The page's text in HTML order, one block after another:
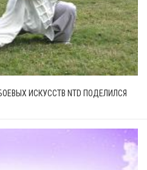
ИСКУССТВ NTD ПОДЕЛИЛСЯ